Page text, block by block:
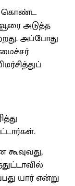
கொண்ட
அடுத்த
அப்போது
யார் என்று